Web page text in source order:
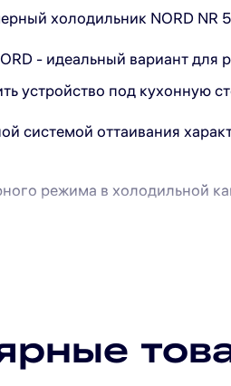
холодильник NORD
- идеальный вариант для
устройство под кухонную
системой оттаивания
режима в холодильной
стекла;